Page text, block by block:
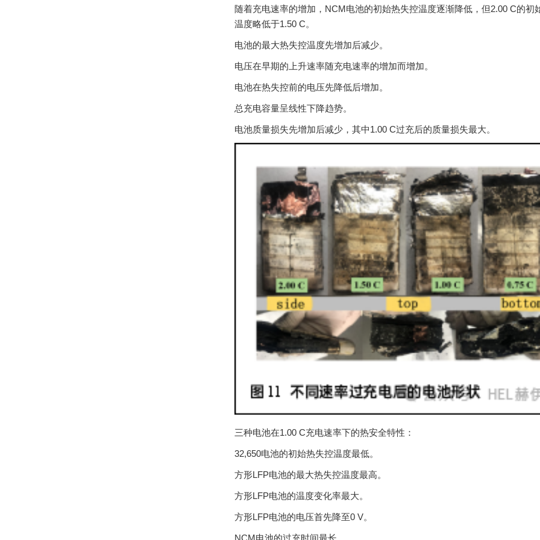
随着充电速率的增加，NCM电池的初始热失控温度逐渐降低，但2.00 C的初
温度略低于1.50 C。
电池的最大热失控温度先增加后减少。
电压在早期的上升速率随充电速率的增加而增加。
电池在热失控前的电压先降低后增加。
总充电容量呈线性下降趋势。
电池质量损失先增加后减少，其中1.00 C过充后的质量损失最大。
三种电池在1.00 C充电速率下的热安全特性：
32,650电池的初始热失控温度最低。
方形LFP电池的最大热失控温度最高。
方形LFP电池的温度变化率最大。
方形LFP电池的电压首先降至0 V。